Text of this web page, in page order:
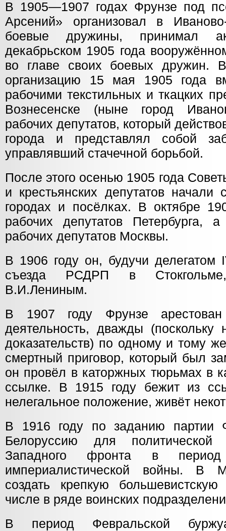
В 1905—1907 годах Фрунзе под
Арсений» организовал в
боевые дружины, принимал
декабрьском 1905 года
во главе своих боевых дружин.
организацию 15 мая 1905 года
рабочими текстильных и ткацких
Вознесенске (ныне город
рабочих депутатов, который
города и представлял собой
управлявший стачечной борьбой.
После этого осенью 1905 года
и крестьянских депутатов начали
городах и посёлках. В октябре
рабочих депутатов
рабочих депутатов Москвы.
В 1906 году он, будучи делегатом
съезда РСДРП в
В.И.Лениным.
В 1907 году Фрунзе
деятельность, дважды (поскольку
доказательств) по одному и тому
смертный приговор, который был
он провёл в каторжных тюрьмах в
ссылке. В 1915 году бежит из
нелегальное положение, живёт
В 1916 году по заданию партии
Белоруссию для
Западного фронта в
империалистической войны. В
создать крепкую
числе в ряде воинских
В период Февральской